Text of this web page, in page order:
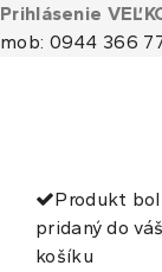
Prihlásenie
mob: 0944 366
Produkt
pridaný do
košíku